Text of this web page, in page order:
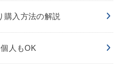
購入方法の解説
人もOK